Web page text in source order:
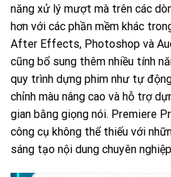
năng xử lý mượt mà trên các
hơn với các phần mềm khác
After Effects, Photoshop và
cũng bổ sung thêm nhiều tính
quy trình dựng phim như tự
chỉnh màu nâng cao và hỗ trợ
gian bằng giọng nói. Premiere
công cụ không thể thiếu với
sáng tạo nội dung chuyên